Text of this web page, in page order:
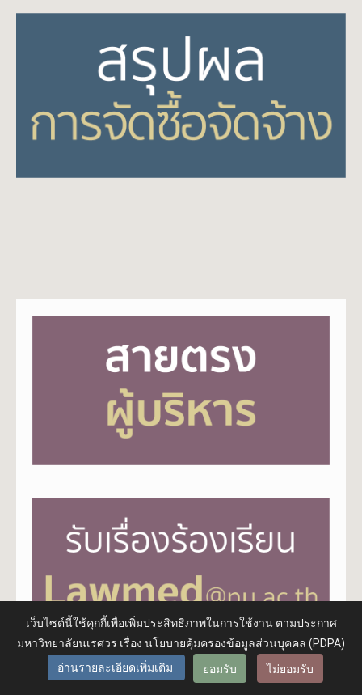
เว็บไซต์นี้ใช้คุกกี้เพื่อเพิ่มประสิทธิภาพในการใช้งาน ตามประกาศ
มหาวิทยาลัยนเรศวร เรื่อง นโยบายคุ้มครองข้อมูลส่วนบุคคล (PDPA)
อ่านรายละเอียดเพิ่มเติม
ยอมรับ ไม่ยอมรับ